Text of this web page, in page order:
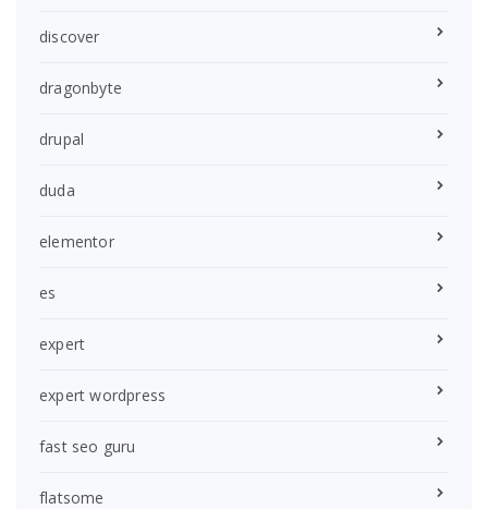
discover
dragonbyte
drupal
duda
elementor
es
expert
expert wordpress
fast seo guru
flatsome